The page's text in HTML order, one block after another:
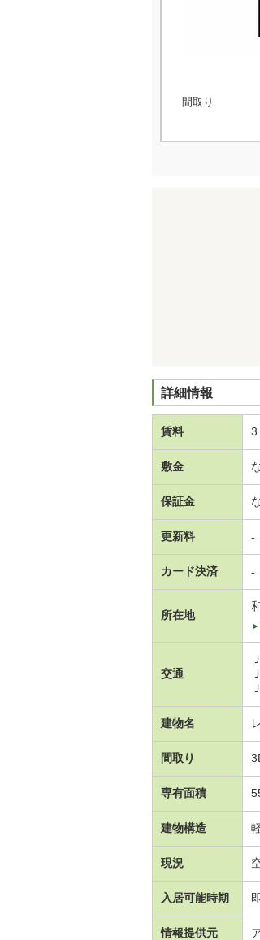
間取り
詳細情報
賃料
敷金
保証金
更新料 -
カード決済 -
所在地
交通
建物名
間取り
専有面積
建物構造
現況
入居可能時期
情報提供元